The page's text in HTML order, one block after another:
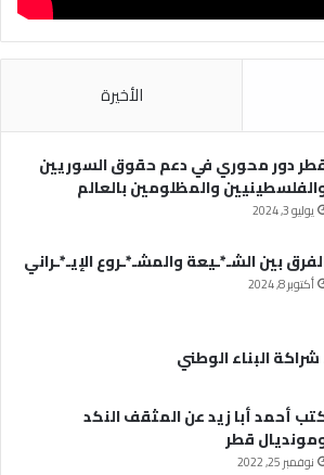
الأخيرة
دور محوري في دعم حقوق السوريين
والمظلومين بالعالم
يوليو 3, 2024
بين الشـ*ـيعة والمشـ*ـروع الإيـ*ـراني
أكتوبر 8, 2024
البناء الوطني
أحمد أبا زيد عن المثقف النكد
قطر
نوفمبر 25, 2022